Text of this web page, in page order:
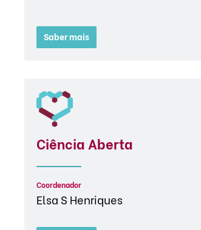
Saber mais
Ciência Aberta
Coordenador
Elsa S Henriques